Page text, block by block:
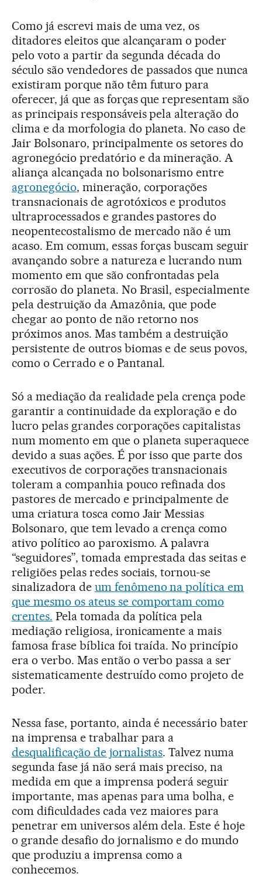
Como já escrevi mais de uma vez, os
ditadores eleitos que alcançaram o poder
pelo voto a partir da segunda década do
século são vendedores de passados que nunca
existiram porque não têm futuro para
oferecer, já que as forças que representam são
as principais responsáveis pela alteração do
clima e da morfologia do planeta. No caso de
Jair Bolsonaro, principalmente os setores do
agronegócio predatório e da mineração. A
aliança alcançada no bolsonarismo entre
agronegócio, mineração, corporações
transnacionais de agrotóxicos e produtos
ultraprocessados e grandes pastores do
neopentecostalismo de mercado não é um
acaso. Em comum, essas forças buscam seguir
avançando sobre a natureza e lucrando num
momento em que são confrontadas pela
corrosão do planeta. No Brasil, especialmente
pela destruição da Amazônia, que pode
chegar ao ponto de não retorno nos
próximos anos. Mas também a destruição
persistente de outros biomas e de seus povos,
como o Cerrado e o Pantanal.
Só a mediação da realidade pela crença pode
garantir a continuidade da exploração e do
lucro pelas grandes corporações capitalistas
num momento em que o planeta superaquece
devido a suas ações. É por isso que parte dos
executivos de corporações transnacionais
toleram a companhia pouco refinada dos
pastores de mercado e principalmente de
uma criatura tosca como Jair Messias
Bolsonaro, que tem levado a crença como
ativo político ao paroxismo. A palavra
“seguidores”, tomada emprestada das seitas e
religiões pelas redes sociais, tornou-se
sinalizadora de um fenômeno na política em
que mesmo os ateus se comportam como
crentes. Pela tomada da política pela
mediação religiosa, ironicamente a mais
famosa frase bíblica foi traída. No princípio
era o verbo. Mas então o verbo passa a ser
sistematicamente destruído como projeto de
poder.
Nessa fase, portanto, ainda é necessário bater
na imprensa e trabalhar para a
desqualificação de jornalistas. Talvez numa
segunda fase já não será mais preciso, na
medida em que a imprensa poderá seguir
importante, mas apenas para uma bolha, e
com dificuldades cada vez maiores para
penetrar em universos além dela. Este é hoje
o grande desafio do jornalismo e do mundo
que produziu a imprensa como a
conhecemos.